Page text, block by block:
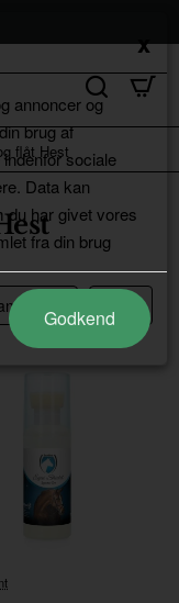
flåt Hest
annoncer og
brug af
sociale
Data kan
du har givet vores
fra din brug
Godkend